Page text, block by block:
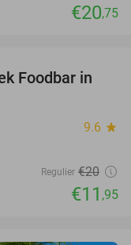
€20,75
40%
Foodbar in
9.6 star
Regulier €20
€11 ,95